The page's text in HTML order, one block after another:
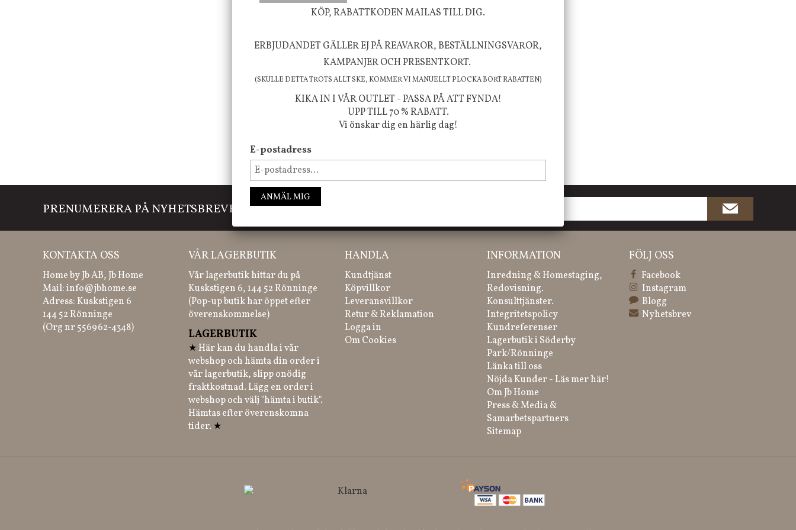
välmående!
FÖLJ OSS PÅ INSTAGRAM @JBHOME
PRENUMERERA PÅ NYHETSBREVET Missa inte våra nyheter, kampanjer och roliga happenings!
KONTAKTA OSS
Home by Jb AB, Jb Home
Mail:info@jbhome.se
Adress: Kuskstigen 6
144 52 Rönninge
(Org nr 556962-4348)
VÅR LAGERBUTIK
Vår lagerbutik hittar du på
Kuskstigen 6, 144 52 Rönninge
(Pop-up butik har öppet efter
överenskommelse)
LAGERBUTIK
★ Här kan du handla i vår
webshop och hämta din order i
vår lagerbutik, slipp onödig
fraktkostnad. Lägg en order i
webshop och välj "hämta i butik".
Hämtas efter överenskomna
tider. ★
HANDLA
Kundtjänst
Köpvillkor
Leveransvillkor
Retur & Reklamation
Logga in
Om Cookies
INFORMATION
Inredning & Homestaging,
Redovisning.
Konsulttjänster.
Integritetspolicy
Kundreferenser
Lagerbutik i Söderby
Park/Rönninge
Länka till oss
Nöjda Kunder - Läs mer här!
Om Jb Home
Press & Media &
Samarbetspartners
Sitemap
FÖLJ OSS
Facebook
Instagram
Blogg
Nyhetsbrev
KÖP, RABATTKODEN MAILAS TILL DIG.
ERBJUDANDET GÄLLER EJ PÅ REAVAROR, BESTÄLLNINGSVAROR,
KAMPANJER OCH PRESENTKORT.
(SKULLE DETTA TROTS ALLT SKE, KOMMER VI MANUELLT PLOCKA BORT RABATTEN)
KIKA IN I VÅR OUTLET - PASSA PÅ ATT FYNDA!
UPP TILL 70 % RABATT.
Vi önskar dig en härlig dag!
E-postadress
ANMÄL MIG